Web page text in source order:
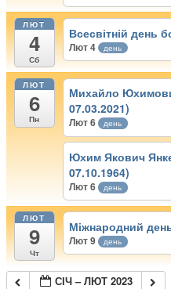
ЛЮТ
4
Сб
Всесвітній день
Лют 4 день
ЛЮТ
6
Пн
Михайло
07.03.2021)
Лют 6 день
Юхим Якович
07.10.1964)
Лют 6 день
ЛЮТ
9
Чт
Міжнародний
Лют 9 день
СІЧ – ЛЮТ 2023